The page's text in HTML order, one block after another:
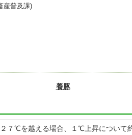
産普及課)
養豚
７℃を越える場合、１℃上昇について